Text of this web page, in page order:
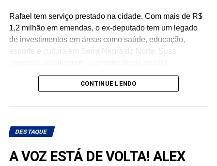
Rafael tem serviço prestado na cidade. Com mais de R$
1,2 milhão em emendas, o ex-deputado tem um legado
de investimentos em áreas como saúde, educação,
esporte e cultura em Serra Negra do Norte. Suas
poliesportiva da Praça de Eventos, além de recursos para
a reforma da Casa de Cultura, aquisição de mobiliário
fortalecimento da atenção básica e especializada em
APAMI.
“Foram investimentos realizados durante a nossa atuação
CONTINUE LENDO
DESTAQUE
A VOZ ESTÁ DE VOLTA! ALEX